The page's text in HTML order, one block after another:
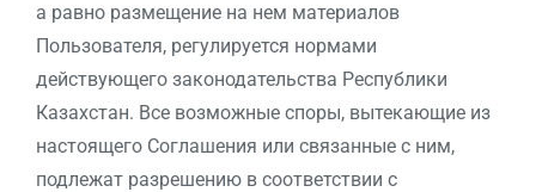
а равно размещение на нем материалов
Пользователя, регулируется нормами
действующего законодательства Республики
Казахстан. Все возможные споры, вытекающие из
настоящего Соглашения или связанные с ним,
подлежат разрешению в соответствии с